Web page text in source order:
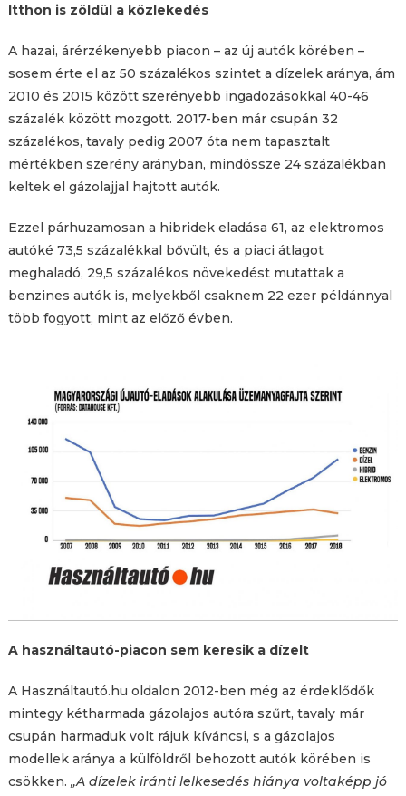
Itthon is zöldül a közlekedés
A hazai, árérzékenyebb piacon – az új autók körében –
sosem érte el az 50 százalékos szintet a dízelek aránya, ám
2010 és 2015 között szerényebb ingadozásokkal 40-46
százalék között mozgott. 2017-ben már csupán 32
százalékos, tavaly pedig 2007 óta nem tapasztalt
mértékben szerény arányban, mindössze 24 százalékban
keltek el gázolajjal hajtott autók.
Ezzel párhuzamosan a hibridek eladása 61, az elektromos
autóké 73,5 százalékkal bővült, és a piaci átlagot
meghaladó, 29,5 százalékos növekedést mutattak a
benzines autók is, melyekből csaknem 22 ezer példánnyal
több fogyott, mint az előző évben.
A használtautó-piacon sem keresik a dízelt
A Használtautó.hu oldalon 2012-ben még az érdeklődők
mintegy kétharmada gázolajos autóra szűrt, tavaly már
csupán harmaduk volt rájuk kíváncsi, s a gázolajos
modellek aránya a külföldről behozott autók körében is
csökken. „A dízelek iránti lelkesedés hiánya voltaképp jó